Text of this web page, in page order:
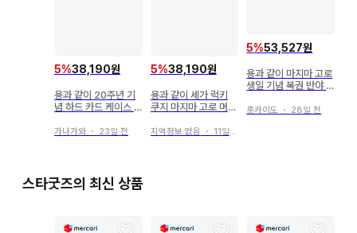
5%38,190원
용과 같이 20주년 기
념 하드 카드 케이스 H
가나가와 ・ 23일 전
5%38,190원
용과 같이 세가 럭키
쿠지 마지마 고로 머스
넷
지역정보 없음 ・ 11일 전
5%53,527원
용과 같이 마지마 고로
생일 기념 복권 반야 T
홋카이도 ・ 28일 전
스타굿즈의 최신 상품